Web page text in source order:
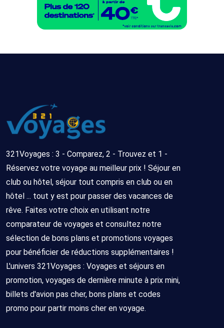
321Voyages : 3 - Comparez, 2 - Trouvez et 1 -
Réservez votre voyage au meilleur prix ! Séjour en
club ou hôtel, séjour tout compris en club ou en
hôtel ... tout y est pour passer des vacances de
rêve. Faites votre choix en utilisant notre
comparateur de voyages et consultez notre
sélection de bons plans et promotions voyages
pour bénéficier de réductions supplémentaires !
L'univers 321Voyages : Voyages et séjours en
promotion, voyages de dernière minute à prix mini,
billets d'avion pas cher, bons plans et codes
promo pour partir moins cher en voyage.